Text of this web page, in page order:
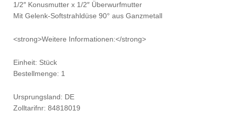
1/2″ Konusmutter x 1/2″ Überwurfmutter
Mit Gelenk-Softstrahldüse 90° aus Ganzmetall
<strong>Weitere Informationen:</strong>
Einheit: Stück
Bestellmenge: 1
Ursprungsland: DE
Zolltarifnr: 84818019